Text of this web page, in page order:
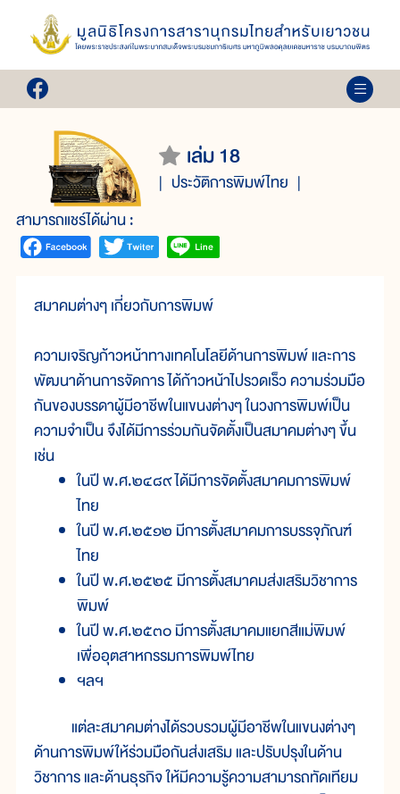
เล่ม 18
ประวัติการพิมพ์ไทย
สามารถแชร์ได้ผ่าน :
สมาคมต่างๆ เกี่ยวกับการพิมพ์
ความเจริญก้าวหน้าทางเทคโนโลยีด้านการพิมพ์ และการ
พัฒนาด้านการจัดการ ได้ก้าวหน้าไปรวดเร็ว ความร่วมมือ
กันของบรรดาผู้มีอาชีพในแขนงต่างๆ ในวงการพิมพ์เป็น
ความจำเป็น จึงได้มีการร่วมกันจัดตั้งเป็นสมาคมต่างๆ ขึ้น
เช่น
ในปี พ.ศ.๒๔๘๙ ได้มีการจัดตั้งสมาคมการพิมพ์
ไทย
ในปี พ.ศ.๒๕๑๒ มีการตั้งสมาคมการบรรจุภัณฑ์
ไทย
ในปี พ.ศ.๒๕๒๕ มีการตั้งสมาคมส่งเสริมวิชาการ
พิมพ์
ในปี พ.ศ.๒๕๓๐ มีการตั้งสมาคมแยกสีแม่พิมพ์
เพื่ออุตสาหกรรมการพิมพ์ไทย
ฯลฯ
แต่ละสมาคมต่างได้รวบรวมผู้มีอาชีพในแขนงต่างๆ
ด้านการพิมพ์ให้ร่วมมือกันส่งเสริม และปรับปรุงในด้าน
วิชาการ และด้านธุรกิจ ให้มีความรู้ความสามารถทัดเทียม